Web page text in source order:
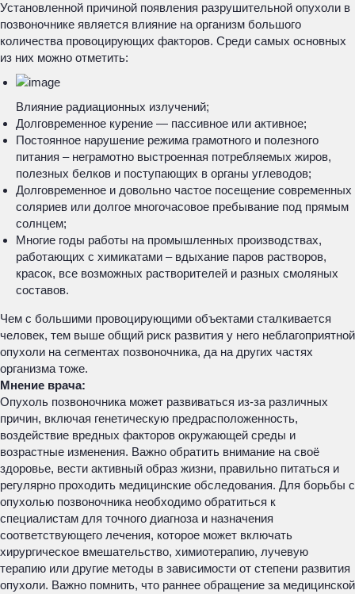
Установленной причиной появления разрушительной опухоли в
позвоночнике является влияние на организм большого
количества провоцирующих факторов. Среди самых основных
из них можно отметить:
Влияние радиационных излучений;
Долговременное курение — пассивное или активное;
Постоянное нарушение режима грамотного и полезного
питания – неграмотно выстроенная потребляемых жиров,
полезных белков и поступающих в органы углеводов;
Долговременное и довольно частое посещение современных
соляриев или долгое многочасовое пребывание под прямым
солнцем;
Многие годы работы на промышленных производствах,
работающих с химикатами – вдыхание паров растворов,
красок, все возможных растворителей и разных смоляных
составов.
Чем с большими провоцирующими объектами сталкивается
человек, тем выше общий риск развития у него неблагоприятной
опухоли на сегментах позвоночника, да на других частях
организма тоже.
Мнение врача:
Опухоль позвоночника может развиваться из-за различных
причин, включая генетическую предрасположенность,
воздействие вредных факторов окружающей среды и
возрастные изменения. Важно обратить внимание на своё
здоровье, вести активный образ жизни, правильно питаться и
регулярно проходить медицинские обследования. Для борьбы с
опухолью позвоночника необходимо обратиться к
специалистам для точного диагноза и назначения
соответствующего лечения, которое может включать
хирургическое вмешательство, химиотерапию, лучевую
терапию или другие методы в зависимости от степени развития
опухоли. Важно помнить, что раннее обращение за медицинской